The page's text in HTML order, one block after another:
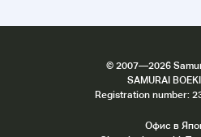
© 2007—2026
SAMURAI
Registration number:
Офис в